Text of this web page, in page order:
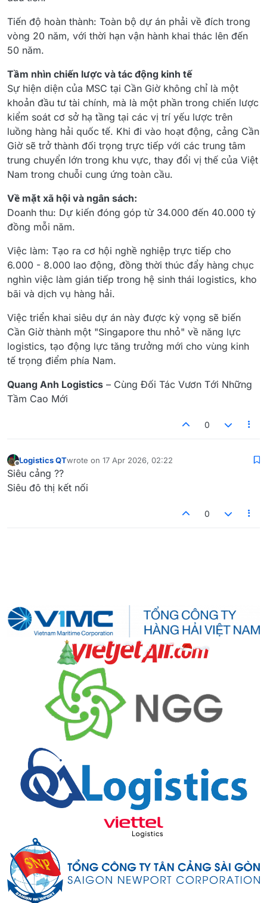
Tiến độ hoàn thành: Toàn bộ dự án phải về đích trong
vòng 20 năm, với thời hạn vận hành khai thác lên đến
50 năm.
Tầm nhìn chiến lược và tác động kinh tế
Sự hiện diện của MSC tại Cần Giờ không chỉ là một
khoản đầu tư tài chính, mà là một phần trong chiến lược
kiểm soát cơ sở hạ tầng tại các vị trí yếu lược trên
luồng hàng hải quốc tế. Khi đi vào hoạt động, cảng Cần
Giờ sẽ trở thành đối trọng trực tiếp với các trung tâm
trung chuyển lớn trong khu vực, thay đổi vị thế của Việt
Nam trong chuỗi cung ứng toàn cầu.
Về mặt xã hội và ngân sách:
Doanh thu: Dự kiến đóng góp từ 34.000 đến 40.000 tỷ
đồng mỗi năm.
Việc làm: Tạo ra cơ hội nghề nghiệp trực tiếp cho
6.000 - 8.000 lao động, đồng thời thúc đẩy hàng chục
nghìn việc làm gián tiếp trong hệ sinh thái logistics, kho
bãi và dịch vụ hàng hải.
Việc triển khai siêu dự án này được kỳ vọng sẽ biến
Cần Giờ thành một "Singapore thu nhỏ" về năng lực
logistics, tạo động lực tăng trưởng mới cho vùng kinh
tế trọng điểm phía Nam.
Quang Anh Logistics – Cùng Đối Tác Vươn Tới Những
Tầm Cao Mới
0
Offline
Logistics QTwrote on 17 Apr 2026, 02:22
last edited by
Siêu cảng ??
Siêu đô thị kết nối
0